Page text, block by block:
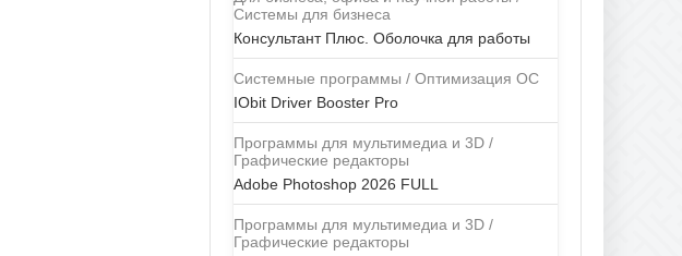
Системы для бизнеса
Консультант Плюс. Оболочка для работы
Системные программы / Оптимизация ОС
IObit Driver Booster Pro
Программы для мультимедиа и 3D /
Графические редакторы
Adobe Photoshop 2026 FULL
Программы для мультимедиа и 3D /
Графические редакторы